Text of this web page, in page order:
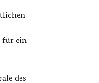
für ein
des